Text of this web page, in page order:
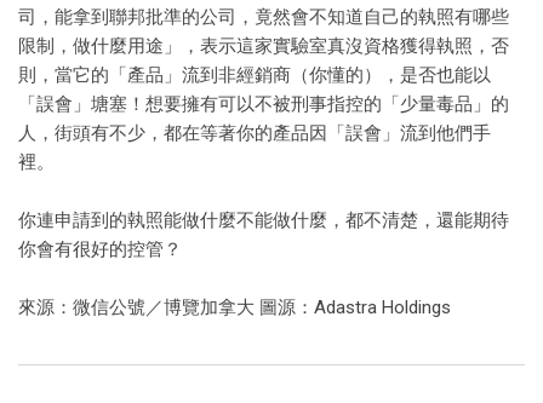
司，能拿到聯邦批準的公司，竟然會不知道自己的執照有哪些
限制，做什麼用途」，表示這家實驗室真沒資格獲得執照，否
則，當它的「產品」流到非經銷商（你懂的），是否也能以
「誤會」塘塞！想要擁有可以不被刑事指控的「少量毒品」的
人，街頭有不少，都在等著你的產品因「誤會」流到他們手
裡。
你連申請到的執照能做什麼不能做什麼，都不清楚，還能期待
你會有很好的控管？
來源：微信公號／博覽加拿大 圖源：Adastra Holdings